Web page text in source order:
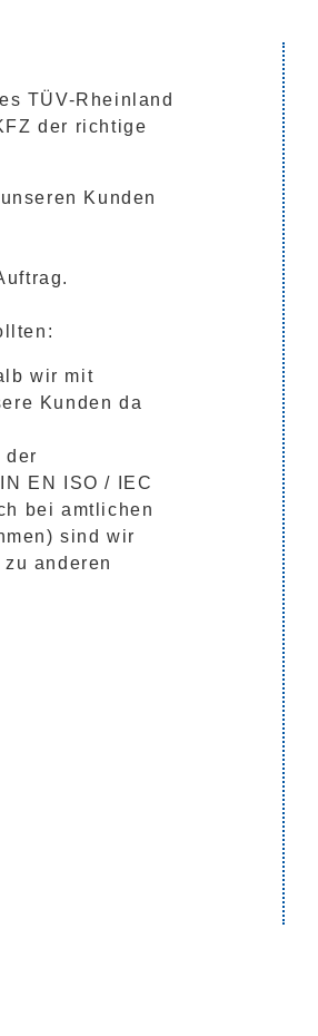
TÜV-Rheinland
der richtige
Kunden
wir mit
Kunden da
der
EN ISO / IEC
bei amtlichen
sind wir
anderen